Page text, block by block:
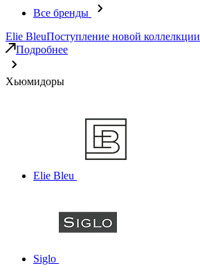
Все бренды
Elie BleuПоступление новой коллелкции
Подробнее
Хьюмидоры
Elie Bleu
Siglo